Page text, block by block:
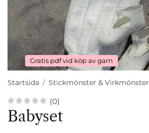
Gratis pdf vid köp av garn
Startsida / Stickmönster & Virkmönster
(0)
Babyset